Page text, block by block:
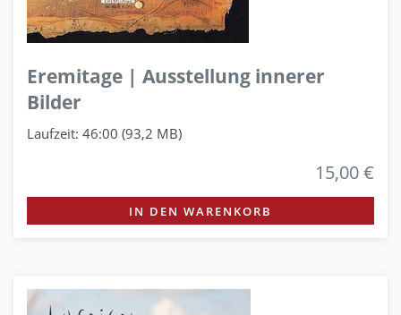
Eremitage | Ausstellung innerer
Bilder
Laufzeit: 46:00 (93,2 MB)
15,00 €
IN DEN WARENKORB